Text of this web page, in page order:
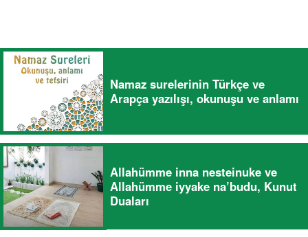
Namaz surelerinin Türkçe ve
Arapça yazılışı, okunuşu ve anlamı
Allahümme inna nesteinuke ve
Allahümme iyyake na’budu, Kunut
Duaları